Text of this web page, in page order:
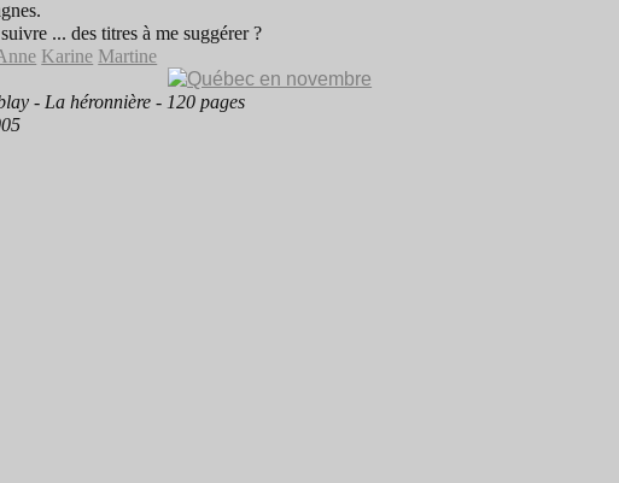
... des titres à me suggérer ?
Karine Martine
- La héronnière - 120 pages